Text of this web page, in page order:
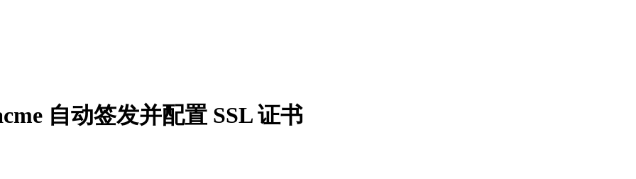
自动签发并配置 SSL 证书